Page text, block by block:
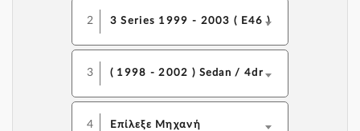
2 3 Series 1999 - 2003 ( E46 )
3 ( 1998 - 2002 ) Sedan / 4dr
4 Επίλεξε Μηχανή